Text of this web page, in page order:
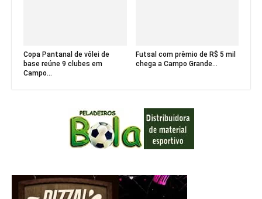
Copa Pantanal de vôlei de
base reúne 9 clubes em
Campo...
Futsal com prêmio de R$ 5 mil
chega a Campo Grande...